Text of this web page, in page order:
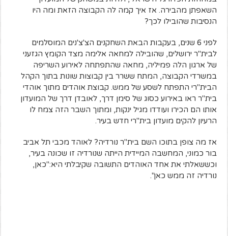
השאפתן מהבירה. אז איך קמה לה הקבוצה הזאת ומה היו
הנסיבות שהובילו לכך?
לפני 6 שנים, בעקבות הבאת השחקנים הצ'צ'נים המוסלמים
לבית"ר ירושלים, שהובילה למחאה אלימה מצד הקומץ הגזעני
של ארגון הלה פמיליה, מחאה שהתפתחה לאירוע השריפה
במשרדי הקבוצה, המתח ששרר בין קבוצות שונות בתוך הקהל
הבית"רי התפתח לשסע של ממש. קבוצת אוהדים מתוך אוהדי
בית"ר ראו באירוע כסוג של סימן דרך, לאובדן דרך של המועדון
אותו הם הכירו ועודדו מגיל ינקות, ומתוך השבר הזה צמח לו
הרעיון להקים מועדון בית"רי חדש בעיר.
אז מה צופן בתוכו השם בית"ר נורדיה? לאוהד מכבי תל אביב
בור כמוני, המחשבה המיידית הייתה שנורדיה זו שכונה בעיר,
וכששאלתי את אחד האוהדים התשובה שקיבלתי היא:"כאן,
נורדיה זה ממש כאן".